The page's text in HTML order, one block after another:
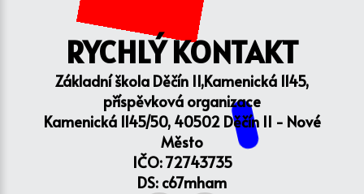
RYCHLÝ KONTAKT
Základní škola Děčín II,Kamenická 1145,
příspěvková organizace
Kamenická 1145/50, 40502 Děčín II - Nové
Město
IČO: 72743735
DS: c67mham